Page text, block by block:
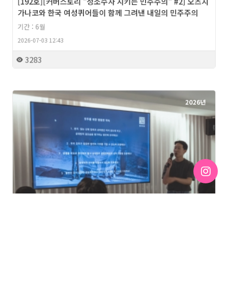
[192호][커버스토리 "성소수자 지키는 민주주의" #2] 오츠지
가나코와 한국 여성퀴어들이 함께 그려낸 내일의 민주주의
2026년